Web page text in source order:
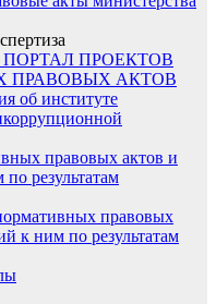
ПРОЕКТОВ
ПРАВОВЫХ АКТОВ
об институте
правовых актов и
результатам
правовых
к ним по результатам